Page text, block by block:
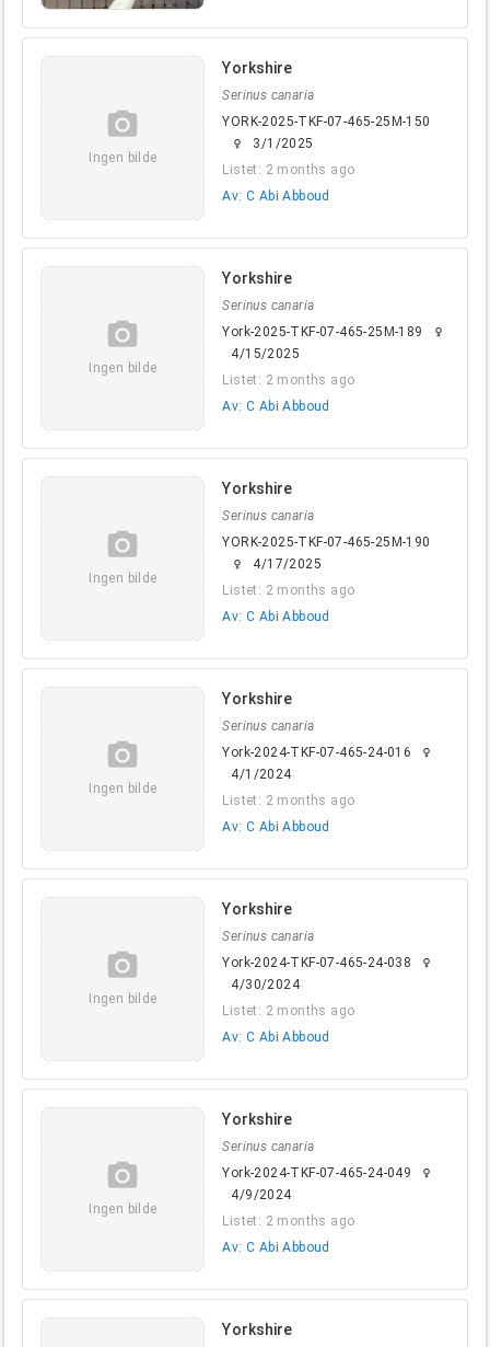
camera_alt
Ingen bilde
Yorkshire
Serinus canaria
YORK-2025-TKF-07-465-25M-150
female
3/1/2025
Listet: 2 months ago
Av: C Abi Abboud
camera_alt
Ingen bilde
Yorkshire
Serinus canaria
York-2025-TKF-07-465-25M-189
female
4/15/2025
Listet: 2 months ago
Av: C Abi Abboud
camera_alt
Ingen bilde
Yorkshire
Serinus canaria
YORK-2025-TKF-07-465-25M-190
female
4/17/2025
Listet: 2 months ago
Av: C Abi Abboud
camera_alt
Ingen bilde
Yorkshire
Serinus canaria
York-2024-TKF-07-465-24-016
female
4/1/2024
Listet: 2 months ago
Av: C Abi Abboud
camera_alt
Ingen bilde
Yorkshire
Serinus canaria
York-2024-TKF-07-465-24-038
female
4/30/2024
Listet: 2 months ago
Av: C Abi Abboud
camera_alt
Ingen bilde
Yorkshire
Serinus canaria
York-2024-TKF-07-465-24-049
female
4/9/2024
Listet: 2 months ago
Av: C Abi Abboud
Yorkshire